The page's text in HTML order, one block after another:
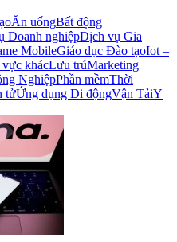
Ăn uốngBất động
Doanh nghiệpDịch vụ Gia
MobileGiáo dục Đào tạoIot –
khácLưu trúMarketing
NghiệpPhần mềmThời
tửỨng dụng Di độngVận TảiY